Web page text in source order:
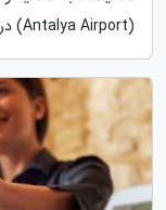
(Antalya Airport) در 13 کیلومتری...